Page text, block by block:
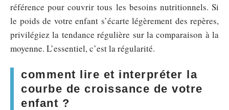
référence pour couvrir tous les besoins nutritionnels. Si
le poids de votre enfant s’écarte légèrement des repères,
privilégiez la tendance régulière sur la comparaison à la
moyenne. L’essentiel, c’est la régularité.
comment lire et interpréter la
courbe de croissance de votre
enfant ?